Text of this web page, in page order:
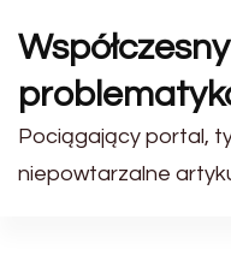
Pociągający portal,
niepowtarzalne